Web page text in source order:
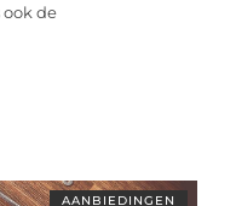
de
AANBIEDINGEN